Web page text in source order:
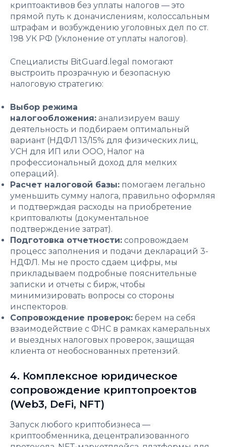
криптоактивов без уплаты налогов — это
прямой путь к доначислениям, колоссальным
штрафам и возбуждению уголовных дел по ст.
198 УК РФ (Уклонение от уплаты налогов).
Специалисты BitGuard.legal помогают
выстроить прозрачную и безопасную
налоговую стратегию:
Выбор режима
налогообложения: анализируем вашу
деятельность и подбираем оптимальный
вариант (НДФЛ 13/15% для физических лиц,
УСН для ИП или ООО, Налог на
профессиональный доход для мелких
операций).
Расчет налоговой базы: помогаем легально
уменьшить сумму налога, правильно оформляя
и подтверждая расходы на приобретение
криптовалюты (документальное
подтверждение затрат).
Подготовка отчетности: сопровождаем
процесс заполнения и подачи деклараций 3-
НДФЛ. Мы не просто сдаем цифры, мы
прикладываем подробные пояснительные
записки и отчеты с бирж, чтобы
минимизировать вопросы со стороны
инспекторов.
Сопровождение проверок: берем на себя
взаимодействие с ФНС в рамках камеральных
и выездных налоговых проверок, защищая
клиента от необоснованных претензий.
4. Комплексное юридическое
сопровождение криптопроектов
(Web3, DeFi, NFT)
Запуск любого криптобизнеса —
криптообменника, децентрализованного